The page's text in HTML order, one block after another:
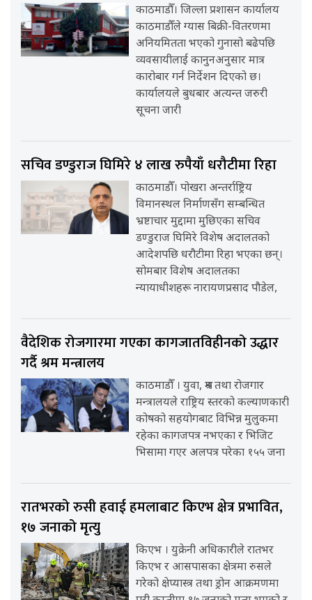
काठमाडौँ। जिल्ला प्रशासन कार्यालय
काठमाडौँले ग्यास बिक्री-वितरणमा
अनियमितता भएको गुनासो बढेपछि
व्यवसायीलाई कानुनअनुसार मात्र
कारोबार गर्न निर्देशन दिएको छ।
कार्यालयले बुधबार अत्यन्त जरुरी
सूचना जारी
सचिव डण्डुराज घिमिरे ४ लाख रुपैयाँ धरौटीमा रिहा
काठमाडौँ। पोखरा अन्तर्राष्ट्रिय
विमानस्थल निर्माणसँग सम्बन्धित
भ्रष्टाचार मुद्दामा मुछिएका सचिव
डण्डुराज घिमिरे विशेष अदालतको
आदेशपछि धरौटीमा रिहा भएका छन्।
सोमबार विशेष अदालतका
न्यायाधीशहरू नारायणप्रसाद पौडेल,
वैदेशिक रोजगारमा गएका कागजातविहीनको उद्धार
गर्दै श्रम मन्त्रालय
काठमाडौँ । युवा, श्रम तथा रोजगार
मन्त्रालयले राष्ट्रिय स्तरको कल्याणकारी
कोषको सहयोगबाट विभिन्न मुलुकमा
रहेका कागजपत्र नभएका र भिजिट
भिसामा गएर अलपत्र परेका १५५ जना
रातभरको रुसी हवाई हमलाबाट किएभ क्षेत्र प्रभावित,
१७ जनाको मृत्यु
किएभ । युक्रेनी अधिकारीले रातभर
किएभ र आसपासका क्षेत्रमा रुसले
गरेको क्षेप्यास्त्र तथा ड्रोन आक्रमणमा